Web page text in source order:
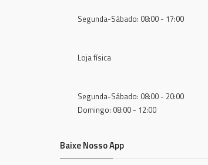
Segunda-Sábado: 08:00 - 17:00
Loja física
Segunda-Sábado: 08:00 - 20:00
Domingo: 08:00 - 12:00
Baixe Nosso App